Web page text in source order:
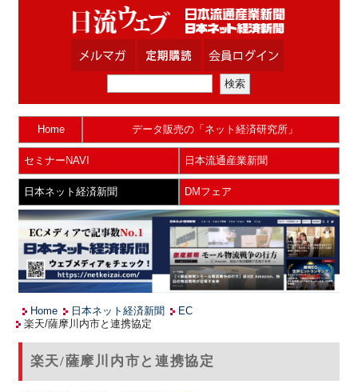
Home データ販売の「ネット経済研究所」
セミナーNAVI 日本流通産業新聞
日本ネット経済新聞 DMフェア
Home 日本ネット経済新聞
EC
楽天/薩摩川内市と連携協定
楽天/薩摩川内市と連携協定